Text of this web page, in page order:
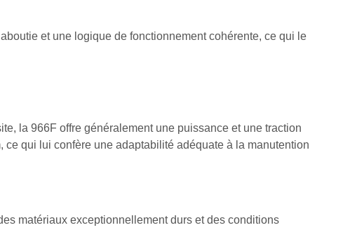
et une logique de fonctionnement cohérente, ce qui le
la 966F offre généralement une puissance et une traction
qui lui confère une adaptabilité adéquate à la manutention
matériaux exceptionnellement durs et des conditions